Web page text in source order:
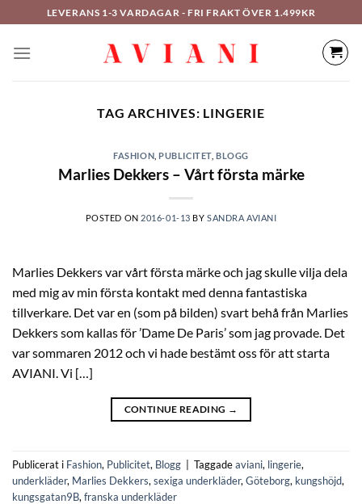
till
innehåll
LEVERANS 1-3 VARDAGAR - FRI FRAKT ÖVER 1.499KR
TAG ARCHIVES: LINGERIE
FASHION PUBLICITET, BLOGG
Marlies Dekkers – Vårt första märke
POSTED ON 2016-01-13 BYSANDRA AVIANI
Marlies Dekkers var vårt första märke och jag skulle vilja dela
med mig av min första kontakt med denna fantastiska
tillverkare. Det var en (som på bilden) svart behå från Marlies
Dekkers som kallas för ’Dame De Paris’ som jag provade. Det
var sommaren 2012 och vi hade bestämt oss för att starta
AVIANI. Vi […]
CONTINUE READING →
Publicerat i Fashion, Publicitet, Blogg Taggadeaviani, lingerie,
underkläder, Marlies Dekkers, sexiga underkläder, Göteborg, kungshöjd,
kungsgatan9B, franska underkläder